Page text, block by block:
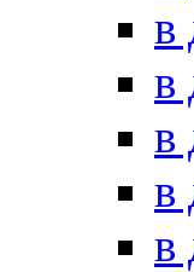
в
в
в
в
в